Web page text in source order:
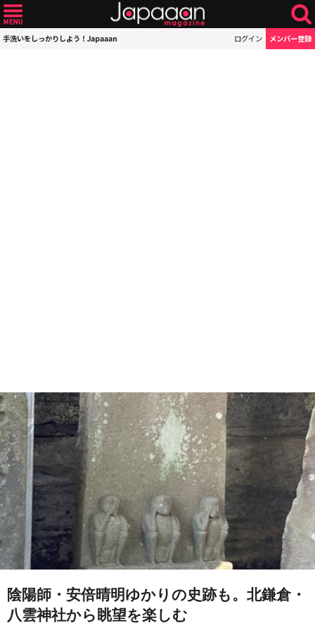
手洗いをしっかりしよう！Japaaan ログイン メンバー登録
陰陽師・安倍晴明ゆかりの史跡も。北鎌倉・
八雲神社から眺望を楽しむ